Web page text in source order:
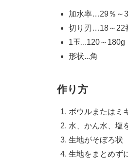
加水率…29％～
切り刃…18～22
1玉...120～180g
形状...角
作り方
ボウルまたはミ
水、かん水、塩
生地がそぼろ状
生地をまとめず